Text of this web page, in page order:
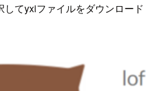
てyxiファイルをダウンロード